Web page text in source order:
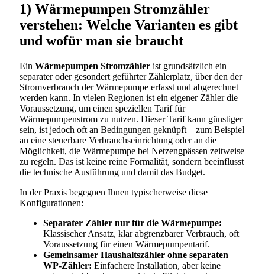
1) Wärmepumpen Stromzähler
verstehen: Welche Varianten es gibt
und wofür man sie braucht
Ein Wärmepumpen Stromzähler ist grundsätzlich ein
separater oder gesondert geführter Zählerplatz, über den der
Stromverbrauch der Wärmepumpe erfasst und abgerechnet
werden kann. In vielen Regionen ist ein eigener Zähler die
Voraussetzung, um einen speziellen Tarif für
Wärmepumpenstrom zu nutzen. Dieser Tarif kann günstiger
sein, ist jedoch oft an Bedingungen geknüpft – zum Beispiel
an eine steuerbare Verbrauchseinrichtung oder an die
Möglichkeit, die Wärmepumpe bei Netzengpässen zeitweise
zu regeln. Das ist keine reine Formalität, sondern beeinflusst
die technische Ausführung und damit das Budget.
In der Praxis begegnen Ihnen typischerweise diese
Konfigurationen:
Separater Zähler nur für die Wärmepumpe:
Klassischer Ansatz, klar abgrenzbarer Verbrauch, oft
Voraussetzung für einen Wärmepumpentarif.
Gemeinsamer Haushaltszähler ohne separaten
WP-Zähler: Einfachere Installation, aber keine